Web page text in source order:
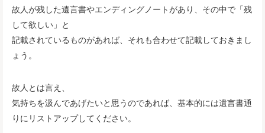
故人が残した遺言書やエンディングノートがあり、その中で「残
して欲しい」と
記載されているものがあれば、それも合わせて記載しておきまし
ょう。
故人とは言え、
気持ちを汲んであげたいと思うのであれば、基本的には遺言書通
りにリストアップしてください。